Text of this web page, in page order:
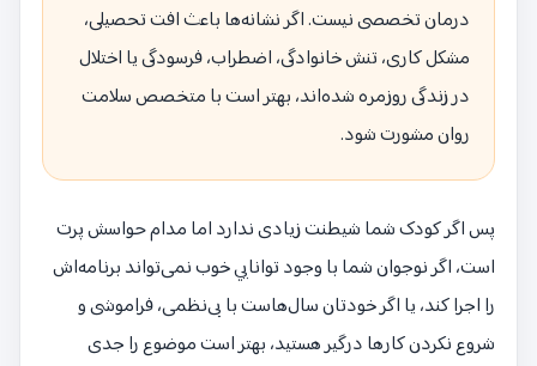
درمان تخصصی نیست. اگر نشانه‌ها باعث افت تحصیلی،
مشکل کاری، تنش خانوادگی، اضطراب، فرسودگی یا اختلال
در زندگی روزمره شده‌اند، بهتر است با متخصص سلامت
روان مشورت شود.
پس اگر کودک شما شیطنت زیادی ندارد اما مدام حواسش پرت
است، اگر نوجوان شما با وجود توانایی خوب نمی‌تواند برنامه‌اش
را اجرا کند، یا اگر خودتان سال‌هاست با بی‌نظمی، فراموشی و
شروع نکردن کارها درگیر هستید، بهتر است موضوع را جدی